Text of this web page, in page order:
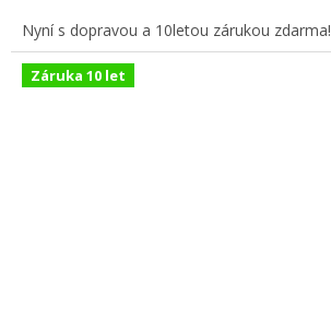
Nyní s dopravou a 10letou zárukou zdarma!
Záruka 10 let